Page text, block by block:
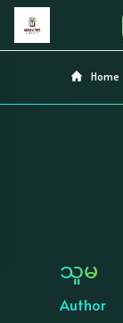
Home
သူမ
Author